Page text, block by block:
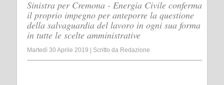
Sinistra per Cremona - Energia Civile conferma
il proprio impegno per anteporre la questione
della salvaguardia del lavoro in ogni sua forma
in tutte le scelte amministrative
Martedì 30 Aprile 2019 Scritto da Redazione